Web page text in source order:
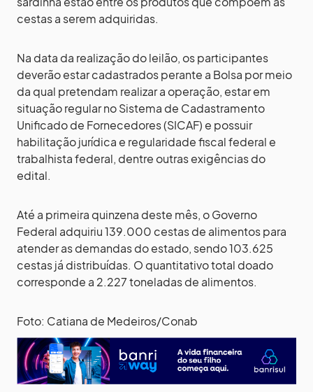
cestas a serem adquiridas.
Na data da realização do leilão, os participantes
deverão estar cadastrados perante a Bolsa por meio
da qual pretendam realizar a operação, estar em
situação regular no Sistema de Cadastramento
Unificado de Fornecedores (SICAF) e possuir
habilitação jurídica e regularidade fiscal federal e
trabalhista federal, dentre outras exigências do
edital.
Até a primeira quinzena deste mês, o Governo
Federal adquiriu 139.000 cestas de alimentos para
atender as demandas do estado, sendo 103.625
cestas já distribuídas. O quantitativo total doado
corresponde a 2.227 toneladas de alimentos.
Foto: Catiana de Medeiros/Conab